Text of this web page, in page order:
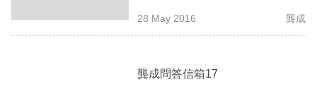
28 May 2016 龔成
龔成問答信箱17